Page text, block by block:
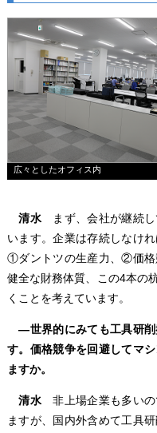
広々としたオフィス内
清水 まず、会社が継続し
います。企業は存続しなけ
①ダントツの生産力、②価
健全な財務体質、この4本の
くことを考えています。
―世界的にみても工具研削
す。価格競争を回避してマ
ますか。
清水 非上場企業も多いの
ますが、国内外含めて工具